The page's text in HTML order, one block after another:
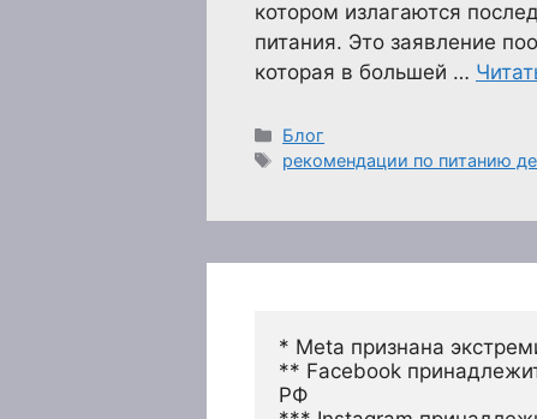
котором излагаются
питания. Это заявление
которая в большей …
Рубрики
Блог
Метки
рекомендации по питанию
* Meta признана
** Facebook
РФ